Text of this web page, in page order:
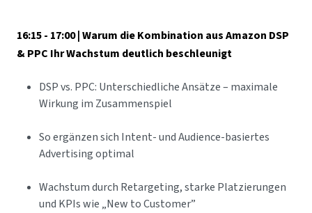
16:15 - 17:00 | Warum die Kombination aus Amazon DSP
& PPC Ihr Wachstum deutlich beschleunigt
DSP vs. PPC: Unterschiedliche Ansätze – maximale
Wirkung im Zusammenspiel
So ergänzen sich Intent- und Audience-basiertes
Advertising optimal
Wachstum durch Retargeting, starke Platzierungen
und KPIs wie „New to Customer”